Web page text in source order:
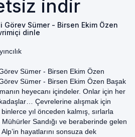
indir
Görev Sümer - Birsen Ekim Özen
dinle
Sümer - Birsen Ekim Özen
Sümer - Birsen Ekim Özen Başak
heyecanı içindeler. Onlar için her
Çevrelerine alışmak için
yıl önceden kalmış, sırlarla
Sandığı ve beraberinde gelen
hayatlarını sonsuza dek